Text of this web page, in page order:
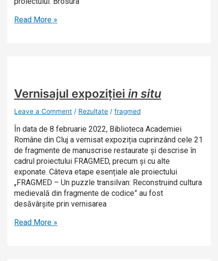
Read More »
Vernisajul expozițieiin situ
Leave a Comment / Rezultate /fragmed
În data de 8 februarie 2022, Biblioteca Academiei
Române din Cluj a vernisat expoziția cuprinzând cele 21
de fragmente de manuscrise restaurate și descrise în
cadrul proiectului FRAGMED, precum și cu alte
exponate. Câteva etape esențiale ale proiectului
„FRAGMED – Un puzzle transilvan: Reconstruind cultura
medievală din fragmente de codice” au fost
desăvârșite prin vernisarea
Read More »